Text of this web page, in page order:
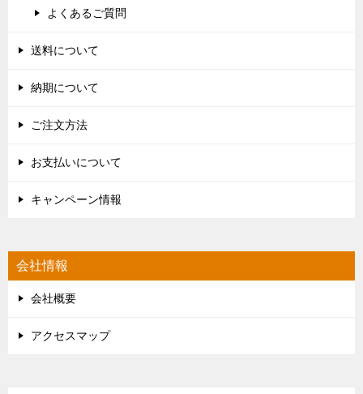
よくあるご質問
送料について
納期について
ご注文方法
お支払いについて
キャンペーン情報
会社情報
会社概要
アクセスマップ